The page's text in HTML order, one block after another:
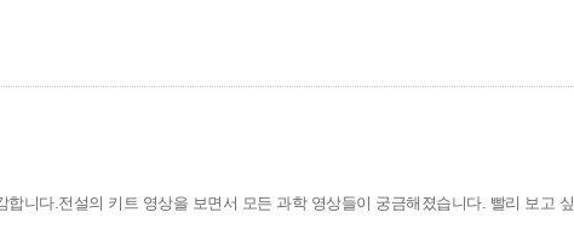
니다.전설의 키트 영상을 보면서 모든 과학 영상들이 궁금해졌습니다. 빨리 보고